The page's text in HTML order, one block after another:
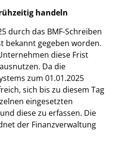
handeln
durch das BMF-Schreiben
bekannt gegeben worden.
diese Frist
Da die
zum 01.01.2025
sich bis zu diesem Tag
eingesetzten
diese zu erfassen. Die
der Finanzverwaltung